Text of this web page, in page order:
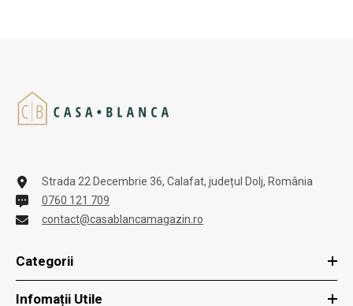
Strada 22 Decembrie 36, Calafat, județul Dolj, România
0760 121 709
contact@casablancamagazin.ro
Categorii
Infomații Utile